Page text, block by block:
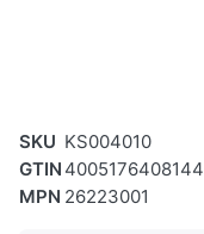
SKU KS004010
GTIN 4005176408144
MPN 26223001